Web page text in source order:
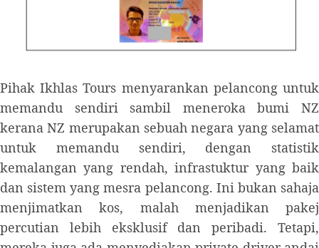
Pihak Ikhlas Tours menyarankan pelancong untuk
memandu sendiri sambil meneroka bumi NZ
kerana NZ merupakan sebuah negara yang selamat
untuk memandu sendiri, dengan statistik
kemalangan yang rendah, infrastuktur yang baik
dan sistem yang mesra pelancong. Ini bukan sahaja
menjimatkan kos, malah menjadikan pakej
percutian lebih eksklusif dan peribadi. Tetapi,